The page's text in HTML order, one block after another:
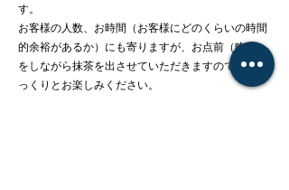
す。
お客様の人数、お時間（お客様にどのくらいの時間
的余裕があるか）にも寄りますが、お点前（略式）
をしながら抹茶を出させていただきますので、ごゆ
っくりとお楽しみください。